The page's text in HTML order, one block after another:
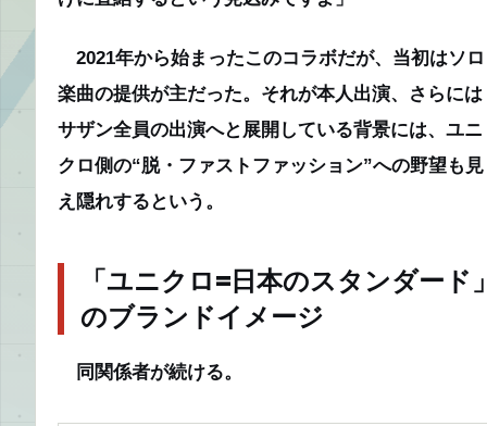
2021年から始まったこのコラボだが、当初はソロ
楽曲の提供が主だった。それが本人出演、さらには
サザン全員の出演へと展開している背景には、ユニ
クロ側の“脱・ファストファッション”への野望も見
え隠れするという。
「ユニクロ=日本のスタンダード
のブランドイメージ
同関係者が続ける。